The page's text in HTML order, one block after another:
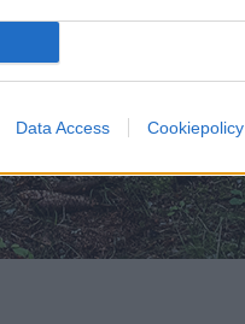
Data Access Cookiepolicy